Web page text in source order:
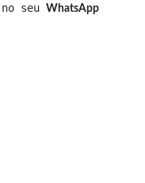
no seu WhatsApp